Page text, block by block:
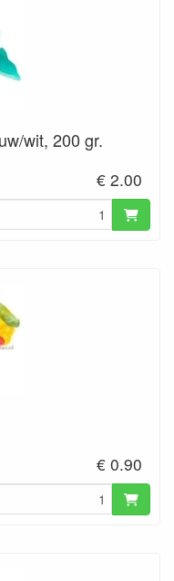
wit, 200 gr.
€ 2.00
€ 0.90